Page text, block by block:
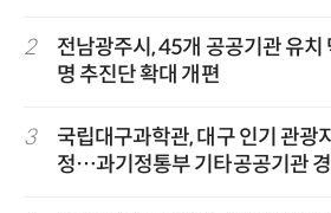
2
전남광주시, 45개 공공기관 유
명 추진단 확대 개편
3
국립대구과학관, 대구 인기 관광
정…과기정통부 기타공공기관 경